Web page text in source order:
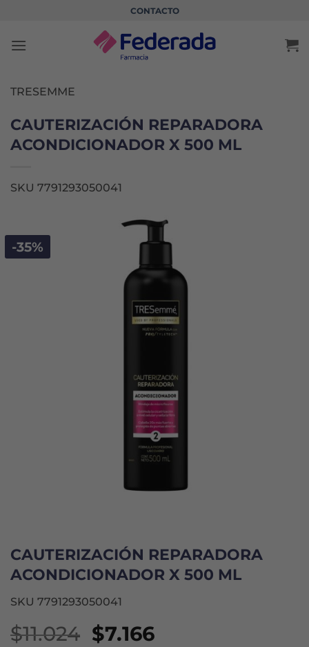
contenido
CONTACTO
TRESEMME
CAUTERIZACIÓN REPARADORA
ACONDICIONADOR X 500 ML
SKU 7791293050041
-35%
CAUTERIZACIÓN REPARADORA
ACONDICIONADOR X 500 ML
SKU 7791293050041
$11.024 El
$7.166El